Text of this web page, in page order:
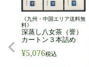
《九州・中国エリア送料無
料》
深蒸し八女茶（誉）
カートン３本詰め
¥5,076税込